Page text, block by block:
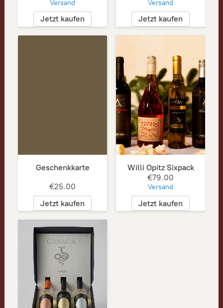
Versand
Jetzt kaufen
Versand
Jetzt kaufen
Geschenkkarte
€25.00
Jetzt kaufen
Willi Opitz Sixpack
€79.00
Versand
Jetzt kaufen